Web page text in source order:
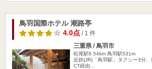
鳥羽国際ホテル 潮路亭
4.0点/ 1 件
三重県 / 鳥羽市
松尾駅6.54km 鳥羽駅531m
近鉄(JR)「鳥羽駅」タクシー3分
CT経由…